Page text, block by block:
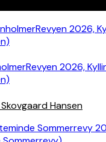
2026,
Hansen